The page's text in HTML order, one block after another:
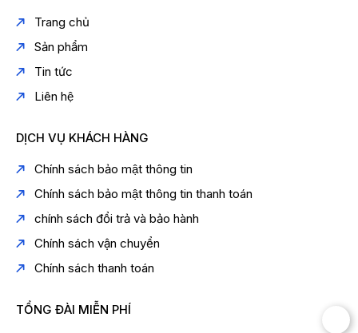
Trang chủ
Sản phẩm
Tin tức
Liên hệ
DỊCH VỤ KHÁCH HÀNG
Chính sách bảo mật thông tin
Chính sách bảo mật thông tin thanh toán
chính sách đổi trả và bảo hành
Chính sách vận chuyển
Chính sách thanh toán
TỔNG ĐÀI MIỄN PHÍ